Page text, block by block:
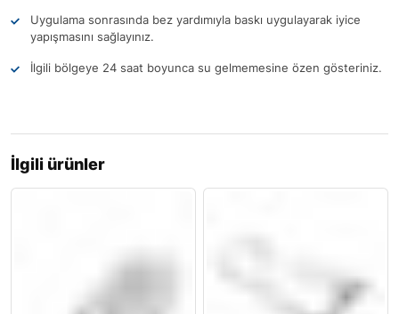
Uygulama sonrasında bez yardımıyla baskı uygulayarak iyice
yapışmasını sağlayınız.
İlgili bölgeye 24 saat boyunca su gelmemesine özen gösteriniz.
İlgili ürünler